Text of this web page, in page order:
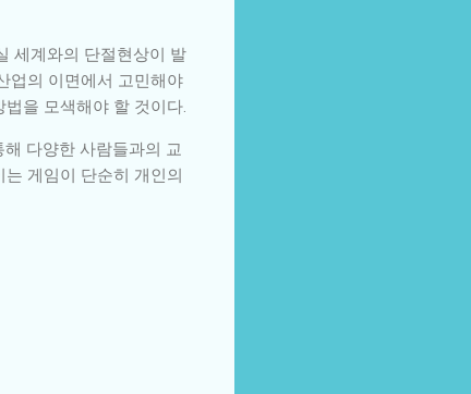
세계와의 단절현상이 발
업의 이면에서 고민해야
을 모색해야 할 것이다.
다양한 사람들과의 교
게임이 단순히 개인의